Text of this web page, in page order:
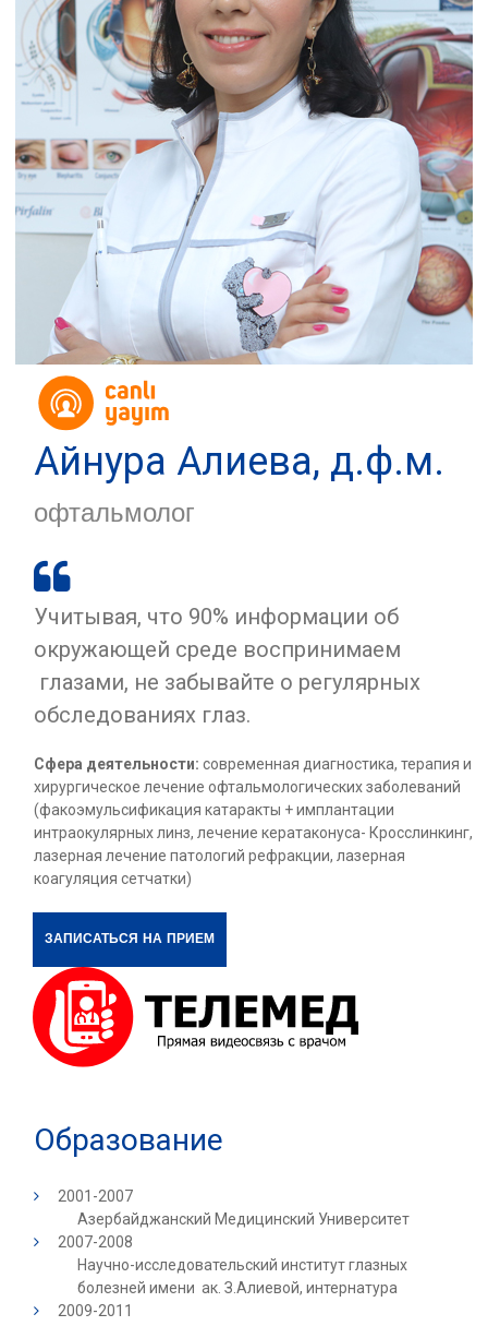
Айнура Алиева, д.ф.м.
офтальмолог

Учитывая, что 90% информации об
окружающей среде воспринимаем
глазами, не забывайте о регулярных
обследованиях глаз.
Сфера деятельности: современная диагностика, терапия и
хирургическое лечение офтальмологических заболеваний
(факоэмульсификация катаракты + имплантации
интраокулярных линз, лечение кератаконуса- Кросслинкинг,
лазерная лечение патологий рефракции, лазерная
коагуляция сетчатки)
ЗАПИСАТЬСЯ НА ПРИЕМ
Образование
2001-2007
Азербайджанский Медицинский Университет
2007-2008
Научно-исследовательский институт глазных
болезней имени ак. З.Алиевой, интернатура
2009-2011